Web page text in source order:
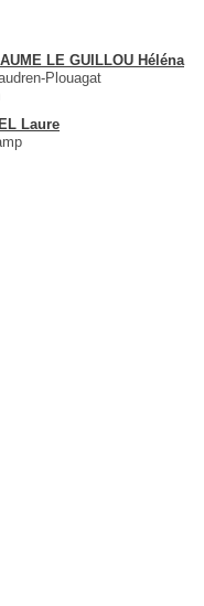
LE GUILLOU Héléna
Plouagat
Laure